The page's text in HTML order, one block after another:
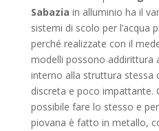
Sabazia in alluminio ha il
sistemi di scolo per l’acqua
perché realizzate con il
modelli possono addirittura
interno alla struttura stessa
discreta e poco impattante.
possibile fare lo stesso e
piovana è fatto in metallo,